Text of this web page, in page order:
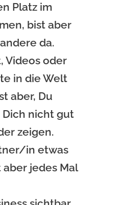
Platz im
bist aber
da.
Videos oder
in die Welt
aber, Du
nicht gut
zeigen.
in etwas
jedes Mal